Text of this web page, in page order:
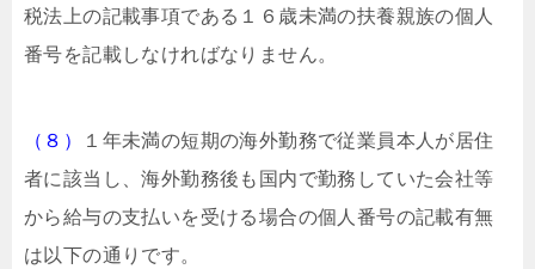
税法上の記載事項である１６歳未満の扶養親族の個人
番号を記載しなければなりません。
（８）
１年未満の短期の海外勤務で従業員本人が居住
者に該当し、海外勤務後も国内で勤務していた会社等
から給与の支払いを受ける場合の個人番号の記載有無
は以下の通りです。